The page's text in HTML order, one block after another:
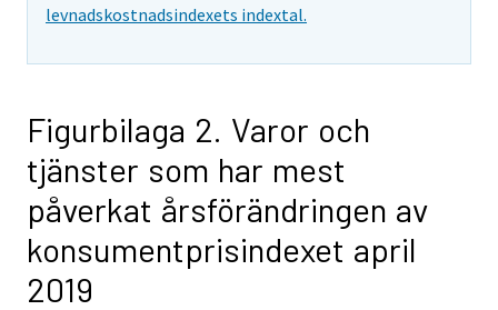
levnadskostnadsindexets indextal.
Figurbilaga 2. Varor och
tjänster som har mest
påverkat årsförändringen av
konsumentprisindexet april
2019